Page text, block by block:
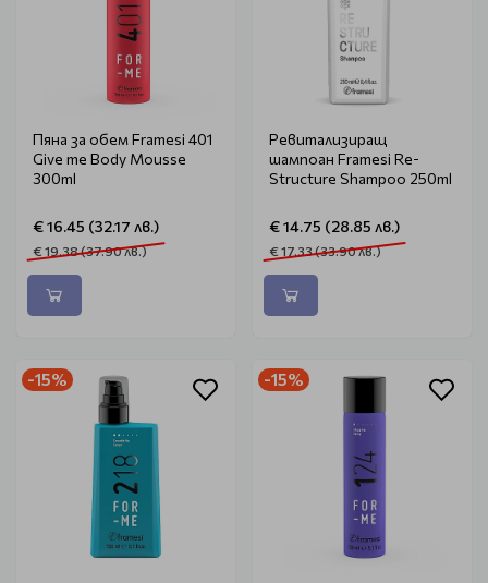
Пяна за обем Framesi 401
Give me Body Mousse
300ml
€ 16.45 (32.17 лв.)
€ 19.38 (37.90 лв.)
Ревитализиращ
шампоан Framesi Re-
Structure Shampoo 250ml
€ 14.75 (28.85 лв.)
€ 17.33 (33.90 лв.)
-15% -15%